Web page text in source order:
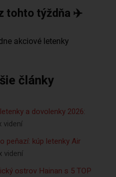
tohto týždňa ✈️
články
a dovolenky 2026:
videní
peňazí: kúp letenky Air
videní
ostrov Hainan s 5 TOP